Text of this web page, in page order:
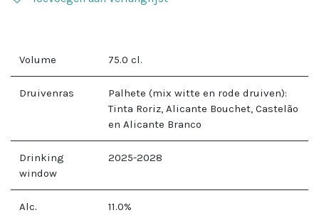
Volume 75.0 cl.
Druivenras
Palhete (mix witte en rode druiven):
Tinta Roriz, Alicante Bouchet, Castelão
en Alicante Branco
Drinking
window
2025-2028
Alc. 11.0%